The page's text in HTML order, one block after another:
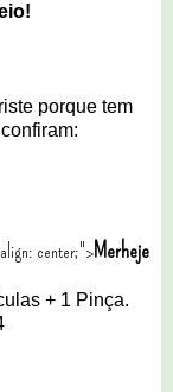
porque tem
center;">Merheje
+ 1 Pinça.